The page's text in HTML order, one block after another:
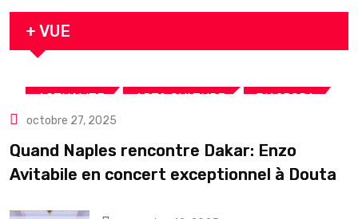
arrestation
+ VUE
ACTUALITE ART& CULTURE DIASPORA
TOURISME
octobre 27, 2025
Quand Naples rencontre Dakar: Enzo
Avitabile en concert exceptionnel à Douta